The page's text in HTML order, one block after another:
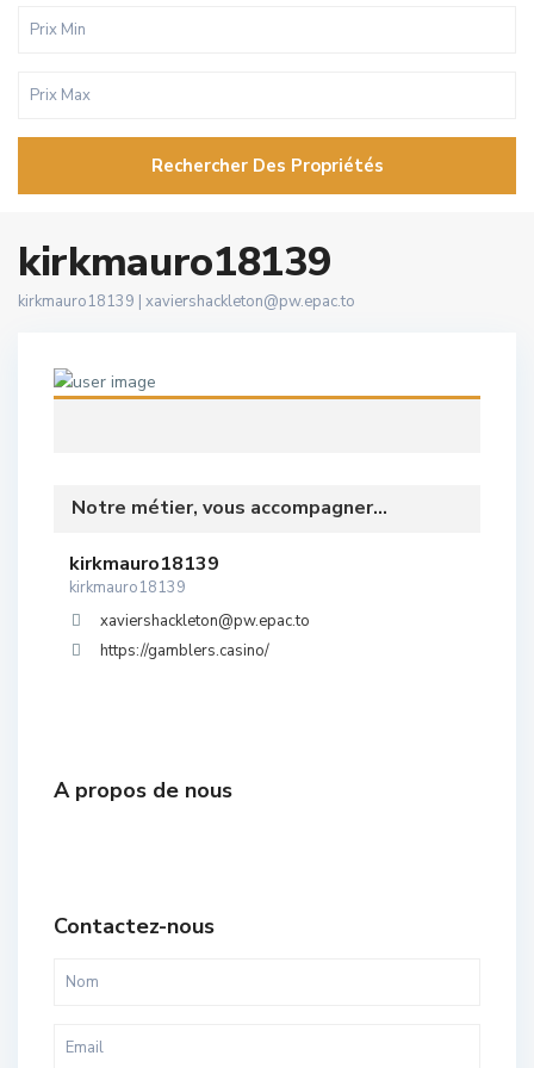
Rechercher Des Propriétés
kirkmauro18139
kirkmauro18139 | xaviershackleton@pw.epac.to
Notre métier, vous accompagner...
kirkmauro18139
kirkmauro18139
xaviershackleton@pw.epac.to
https://gamblers.casino/
A propos de nous
Contactez-nous